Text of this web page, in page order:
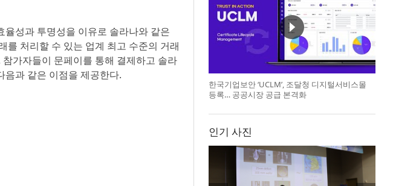
성과 투명성을 이유로 솔라나와 같은
를 처리할 수 있는 업계 최고 수준의 거래
가자들이 문페이를 통해 결제하고 솔라
음과 같은 이점을 제공한다.
한국기업보안 ‘UCLM’, 조달청 디지털서비스몰
등록… 공공시장 공급 본격화
인기 사진